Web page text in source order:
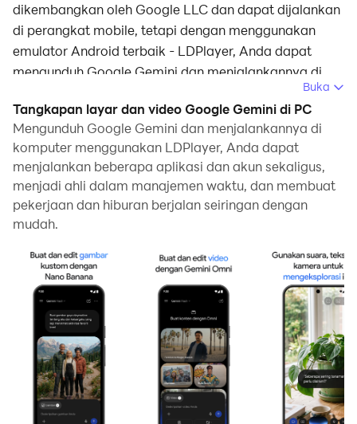
dikembangkan oleh Google LLC dan dapat dijalankan
di perangkat mobile, tetapi dengan menggunakan
emulator Android terbaik - LDPlayer, Anda dapat
mengunduh Google Gemini dan menjalankannya di
Dengan menjalankan Google Gemini di komputer,
Anda dapat menjelajah dengan jelas di layar yang
lebih besar, serta mengendalikan aplikasi dengan
menggunakan mouse dan keyboard jauh lebih cepat
daripada menyentuh layar, dan Anda tidak perlu
khawatir tentang kekuatan perangkat Anda.
Berkat fitur multi-instance dan sinkronisasi, Anda juga
dapat menjalankan aplikasi dan akun ganda di
komputer Anda.
Fungsi transfer file antara emulator dan komputer juga
memudahkan berbagi foto, video, dan file.
Unduh Google Gemini dan jalankan di komputer Anda
sekarang dan nikmati layar besar dan kualitas
Buka
Tangkapan layar dan video Google Gemini di PC
Mengunduh Google Gemini dan menjalankannya di
komputer menggunakan LDPlayer, Anda dapat
menjalankan beberapa aplikasi dan akun sekaligus,
menjadi ahli dalam manajemen waktu, dan membuat
pekerjaan dan hiburan berjalan seiringan dengan
mudah.